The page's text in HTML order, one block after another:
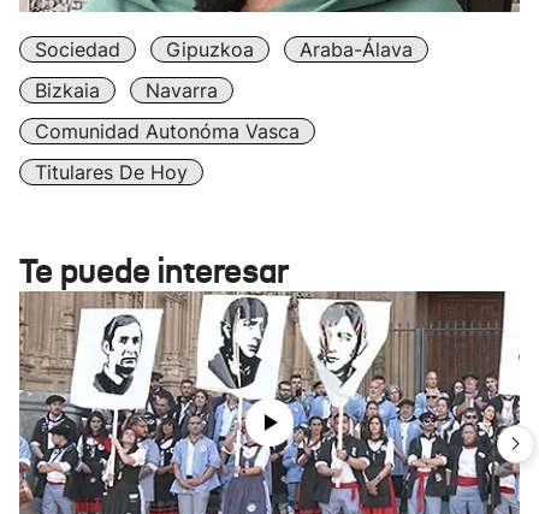
Sociedad Gipuzkoa
Araba-Álava
Bizkaia
Navarra
Comunidad Autonóma Vasca
Titulares De Hoy
Te puede interesar